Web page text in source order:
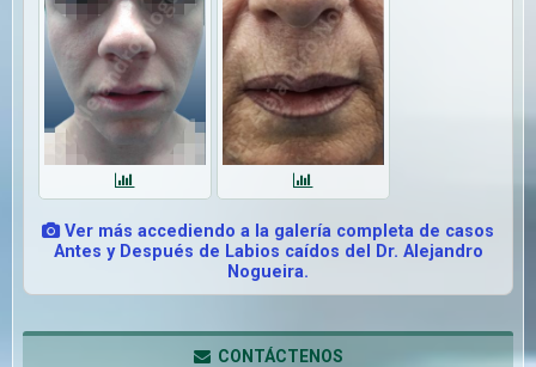
Ver más accediendo a la galería completa de casos
Antes y Después de Labios caídos del Dr. Alejandro
Nogueira.
CONTÁCTENOS